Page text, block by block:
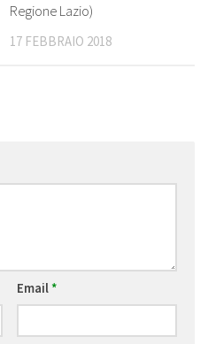
Regione Lazio)
17 FEBBRAIO 2018
Email*